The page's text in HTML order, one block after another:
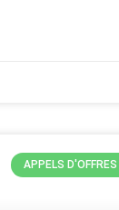
APPELS D'OFFRES